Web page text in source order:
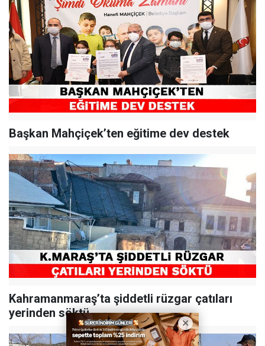
Başkan Mahçiçek’ten eğitime dev destek
Kahramanmaraş’ta şiddetli rüzgar çatıları
yerinden söktü